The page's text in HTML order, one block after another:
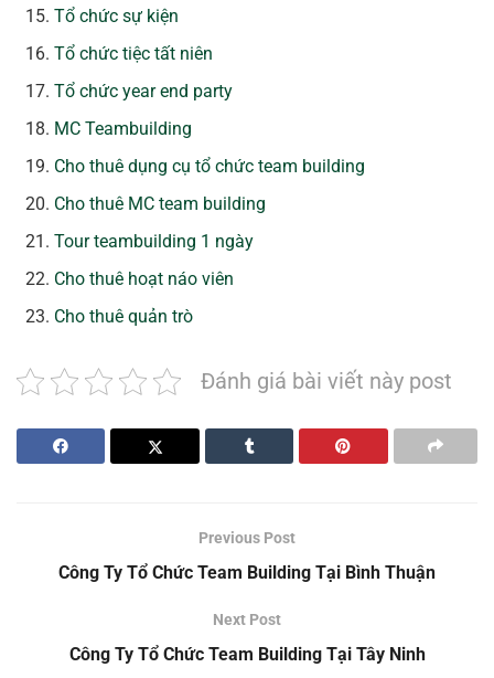
Tổ chức sự kiện
Tổ chức tiệc tất niên
Tổ chức year end party
MC Teambuilding
Cho thuê dụng cụ tổ chức team building
Cho thuê MC team building
Tour teambuilding 1 ngày
Cho thuê hoạt náo viên
Cho thuê quản trò
Đánh giá bài viết này post
Previous Post
Công Ty Tổ Chức Team Building Tại Bình Thuận
Next Post
Công Ty Tổ Chức Team Building Tại Tây Ninh